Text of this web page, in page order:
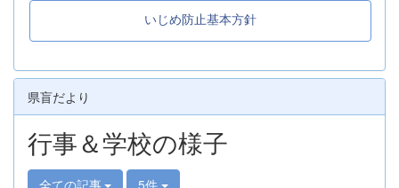
いじめ防止基本方針
県盲だより
行事＆学校の様子